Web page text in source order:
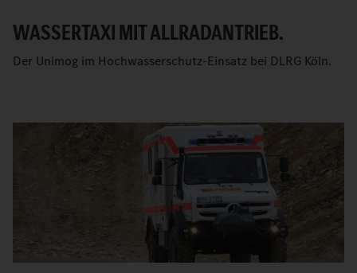
WASSERTAXI MIT ALLRADANTRIEB.
Der Unimog im Hochwasserschutz-Einsatz bei DLRG Köln.